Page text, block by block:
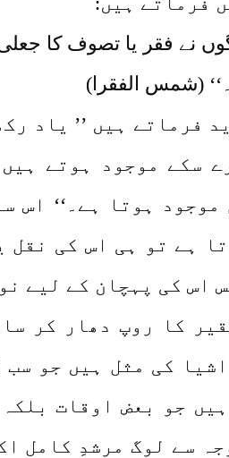
نے فقر یا تصوف کا جعلی
(شمس الفقرا)
فرماتے ہیں ’’ یاد
سکے موجود ہوتے
ہوتا ہے۔‘‘ اس
ہے تو ہی اس کی نقل
اس کی پہچان کے لیے
کا روپ دھار کر
کی مثل ہیں جو
جو بعض اوقات
سے لوگ مرشدِ کامل